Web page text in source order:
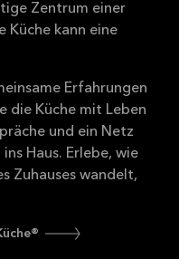
Zentrum einer
Küche kann eine
Erfahrungen
die Küche mit Leben
und ein Netz
Haus. Erlebe, wie
Zuhauses wandelt,